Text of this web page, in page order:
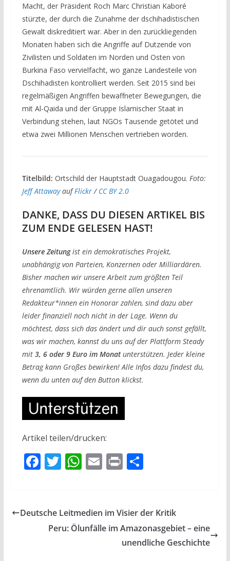
Macht, der Präsident Roch Marc Christian Kaboré
stürzte, der durch die Zunahme der dschihadistischen
Gewalt diskreditiert war. Aber in den zurückliegenden
Monaten haben sich die Angriffe auf Dutzende von
Zivilisten und Soldaten im Norden und Osten von
Burkina Faso vervielfacht, wo ganze Landesteile von
Dschihadisten kontrolliert werden. Seit 2015 sind bei
regelmäßigen Angriffen bewaffneter Bewegungen, die
mit Al-Qaida und der Gruppe Islamischer Staat in
Verbindung stehen, laut NGOs Tausende getötet und
etwa zwei Millionen Menschen vertrieben worden.
Titelbild: Ortschild der Hauptstadt Ouagadougou. Foto:
Jeff AttawayaufFlickr/ CC BY 2.0
DANKE, DASS DU DIESEN ARTIKEL BIS
ZUM ENDE GELESEN HAST!
Unsere Zeitungist ein demokratisches Projekt,
unabhängig von Parteien, Konzernen oder Milliardären.
Bisher machen wir unsere Arbeit zum größten Teil
ehrenamtlich. Wir würden gerne allen unseren
Redakteur*innen ein Honorar zahlen, sind dazu aber
leider finanziell noch nicht in der Lage. Wenn du
möchtest, dass sich das ändert und dir auch sonst gefällt,
was wir machen, kannst du uns auf der Plattform Steady
mit 3, 6 oder 9 Euro im Monatunterstützen. Jeder kleine
Betrag kann Großes bewirken! Alle Infos dazu findest du,
wenn du unten auf den Button klickst.
Artikel teilen/drucken:
F
ac
b
o
T
w
er
W
h
s
A
E
m
l
Pr
in
T
n
Deutsche Leitmedien im Visier der Kritik
Peru: Ölunfälle im Amazonasgebiet – eine
unendliche Geschichte